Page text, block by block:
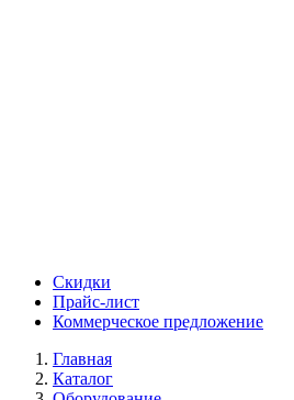
Скидки
Прайс-лист
Коммерческое предложение
Главная
Каталог